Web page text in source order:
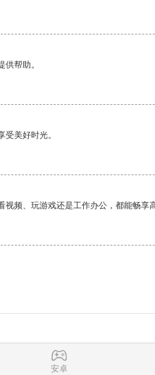
帮助。
美好时光。
频、玩游戏还是工作办公，都能畅享
安卓